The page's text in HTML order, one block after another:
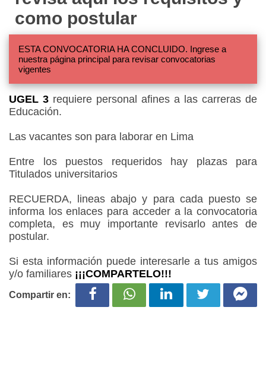
como postular
ESTA CONVOCATORIA HA CONCLUIDO. Ingrese a
nuestra página principal para revisar convocatorias
vigentes
UGEL 3 requiere personal afines a las carreras de
Educación.
Las vacantes son para laborar en Lima
Entre los puestos requeridos hay plazas para
Titulados universitarios
RECUERDA, lineas abajo y para cada puesto se
informa los enlaces para acceder a la convocatoria
completa, es muy importante revisarlo antes de
postular.
Si esta información puede interesarle a tus amigos
y/o familiares ¡¡¡COMPARTELO!!!
Compartir en: